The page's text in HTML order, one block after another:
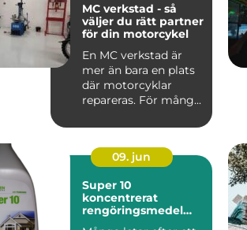
MC verkstad - så
väljer du rätt partner
för din motorcykel
En MC verkstad är
mer än bara en plats
där motorcyklar
repareras. För mång...
09. jun
Super 10
koncentrerat
rengöringsmedel